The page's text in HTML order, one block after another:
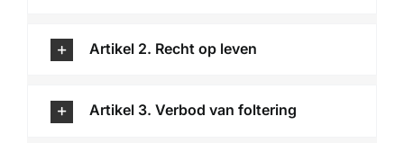
Artikel 2. Recht op leven
Artikel 3. Verbod van foltering